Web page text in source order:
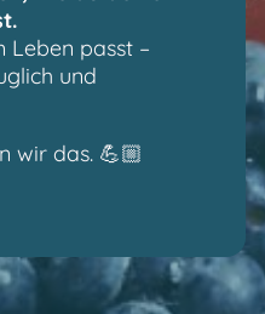
Leben passt –
und
wir das. 💪🏼